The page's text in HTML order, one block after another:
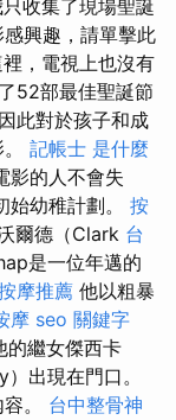
收集了現場聖誕
興趣，請單擊此
，電視上也沒有
52部最佳聖誕節
此對於孩子和成
記帳士 是什麼
影的人不會失
幼稚計劃。 按
爾德（Clark 台
是一位年邁的
摩推薦 他以粗暴
摩 seo 關鍵字
的繼女傑西卡
出現在門口。
。 台中整骨神